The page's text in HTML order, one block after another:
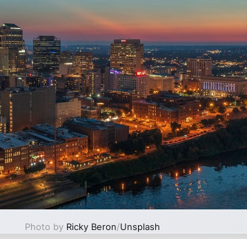
Photo by Ricky Beron/Unsplash